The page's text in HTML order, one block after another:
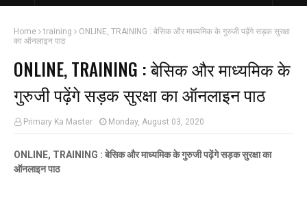
Home training
ONLINE, TRAINING : बेसिक और माध्यमिक के गुरुजी पढ़ेंगे सड़क सुरक्षा
का ऑनलाइन पाठ
ONLINE, TRAINING : बेसिक और माध्यमिक के
गुरुजी पढ़ेंगे सड़क सुरक्षा का ऑनलाइन पाठ
Primary Ka Master Monday, August 03, 2020
ONLINE, TRAINING : बेसिक और माध्यमिक के गुरुजी पढ़ेंगे सड़क सुरक्षा का
ऑनलाइन पाठ